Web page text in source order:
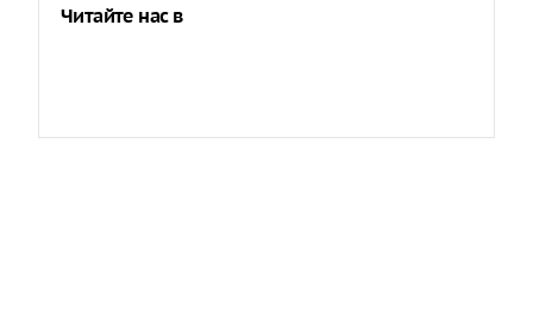
Читайте нас в